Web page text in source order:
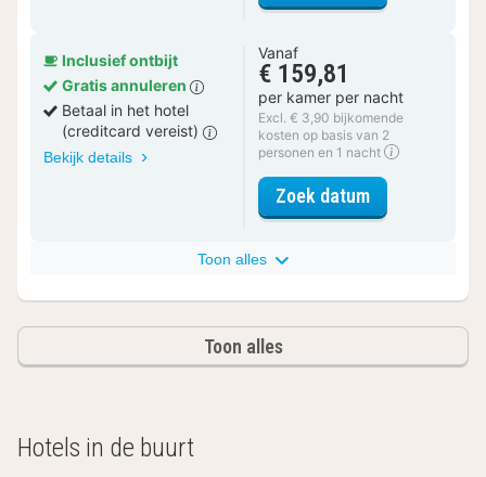
Inclusief ontbijt
Gratis annuleren
Betaal in het hotel
(creditcard vereist)
Bekijk details
Vanaf
€ 159,81
per kamer per nacht
Excl. € 3,90 bijkomende
kosten op basis van 2
personen en 1 nacht
Zoek datumvoor Luxe
Toon alles
Toon alles
Hotels in de buurt